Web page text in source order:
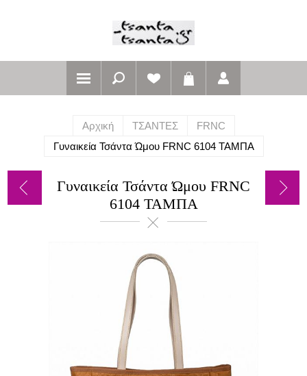
Αρχική ΤΣΑΝΤΕΣ
FRNC
Γυναικεία Τσάντα Ώμου FRNC 6104 ΤΑΜΠΑ
Γυναικεία Τσάντα Ώμου FRNC
6104 ΤΑΜΠΑ